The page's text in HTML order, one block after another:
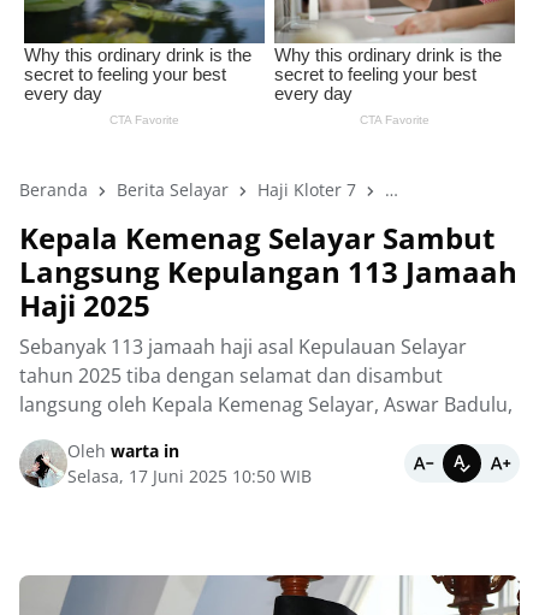
Beranda Berita Selayar Haji Kloter 7 Jamaah Haji 2025
Kepala Kemenag Selayar Sambut
Langsung Kepulangan 113 Jamaah
Haji 2025
Sebanyak 113 jamaah haji asal Kepulauan Selayar
tahun 2025 tiba dengan selamat dan disambut
langsung oleh Kepala Kemenag Selayar, Aswar Badulu,
Oleh warta in
Selasa, 17 Juni 2025 10:50 WIB